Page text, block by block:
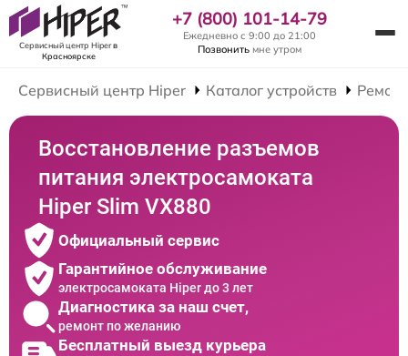
Сервисный центр Hiperв
Красноярске
+7 (800) 101-14-79
Ежедневно с 9:00 до 21:00
Позвонить мне утром
Сервисный центр Hiper Каталог устройств
Восстановление разъемов
питания электросамоката
Hiper Slim VX880
Официальный сервис
Гарантийное обслуживание
электросамоката Hiper до 3 лет
Диагностика за наш счет,
ремонт по желанию
Бесплатный выезд курьера